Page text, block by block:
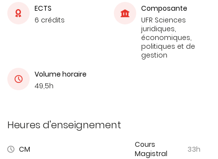
ECTS
6 crédits
Composante
UFR Sciences
juridiques,
économiques,
politiques et de
gestion
Volume horaire
49,5h
Heures d'enseignement
CM
Cours
Magistral
33h